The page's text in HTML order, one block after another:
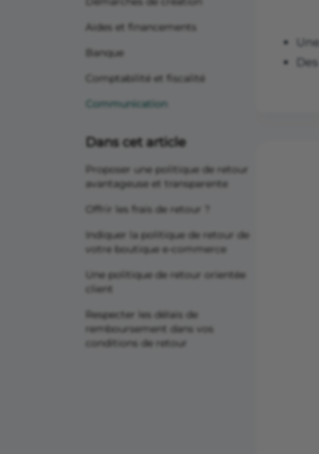
Aides et financements
Banque
Comptabilité et fiscalité
Communication
Dans cet article
Proposer une politique de retour
avantageuse et transparente
Offrir les frais de retour ?
Indiquer la politique de retour de
votre boutique e-commerce
Une politique de retour orientée
client
Respecter les délais de
remboursement dans vos
conditions de retour